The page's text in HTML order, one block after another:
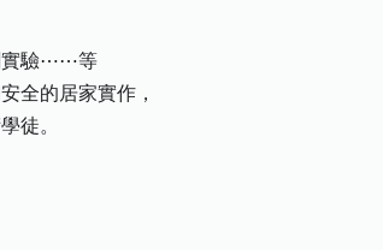
驗⋯⋯等
的居家實作，
徒。